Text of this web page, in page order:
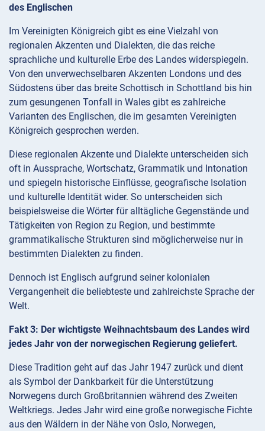
des Englischen
Im Vereinigten Königreich gibt es eine Vielzahl von
regionalen Akzenten und Dialekten, die das reiche
sprachliche und kulturelle Erbe des Landes widerspiegeln.
Von den unverwechselbaren Akzenten Londons und des
Südostens über das breite Schottisch in Schottland bis hin
zum gesungenen Tonfall in Wales gibt es zahlreiche
Varianten des Englischen, die im gesamten Vereinigten
Königreich gesprochen werden.
Diese regionalen Akzente und Dialekte unterscheiden sich
oft in Aussprache, Wortschatz, Grammatik und Intonation
und spiegeln historische Einflüsse, geografische Isolation
und kulturelle Identität wider. So unterscheiden sich
beispielsweise die Wörter für alltägliche Gegenstände und
Tätigkeiten von Region zu Region, und bestimmte
grammatikalische Strukturen sind möglicherweise nur in
bestimmten Dialekten zu finden.
Dennoch ist Englisch aufgrund seiner kolonialen
Vergangenheit die beliebteste und zahlreichste Sprache der
Welt.
Fakt 3: Der wichtigste Weihnachtsbaum des Landes wird
jedes Jahr von der norwegischen Regierung geliefert.
Diese Tradition geht auf das Jahr 1947 zurück und dient
als Symbol der Dankbarkeit für die Unterstützung
Norwegens durch Großbritannien während des Zweiten
Weltkriegs. Jedes Jahr wird eine große norwegische Fichte
aus den Wäldern in der Nähe von Oslo, Norwegen,